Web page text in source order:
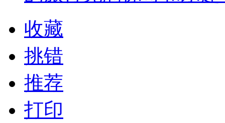
收藏
挑错
推荐
打印